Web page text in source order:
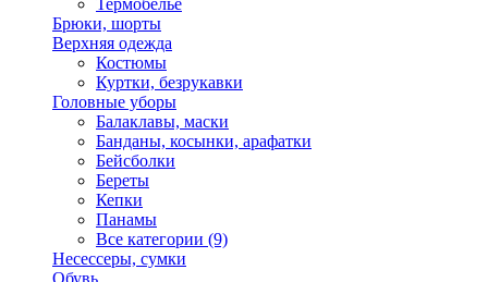
Термобельё
Брюки, шорты
Верхняя одежда
Костюмы
Куртки, безрукавки
Головные уборы
Балаклавы, маски
Банданы, косынки, арафатки
Бейсболки
Береты
Кепки
Панамы
Все категории (9)
Несессеры, сумки
Обувь